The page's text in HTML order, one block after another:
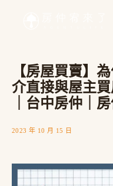
【房屋買賣】
介直接與屋主買
｜台中房仲｜
2023 年 10 月 15 日